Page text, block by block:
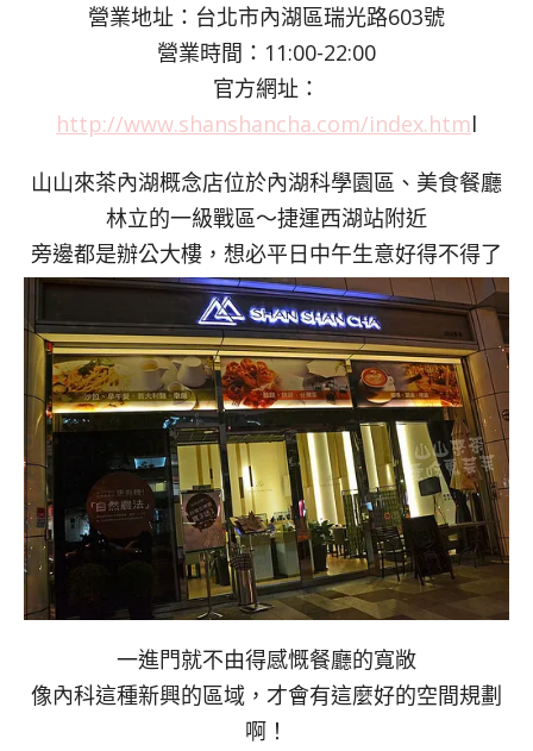
營業地址：台北市內湖區瑞光路603號
營業時間：11:00-22:00
官方網址：
http://www.shanshancha.com/index.html
山山來茶內湖概念店位於內湖科學園區、美食餐廳
林立的一級戰區～捷運西湖站附近
旁邊都是辦公大樓，想必平日中午生意好得不得了
一進門就不由得感慨餐廳的寬敞
像內科這種新興的區域，才會有這麼好的空間規劃
啊！